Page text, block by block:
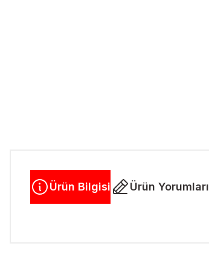
Ürün Bilgisi Ürün Yorumları